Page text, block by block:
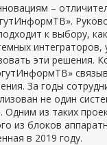
–
к выбору,
эти решения.
За годы
не один
из таких
из блоков
в 2019 году.